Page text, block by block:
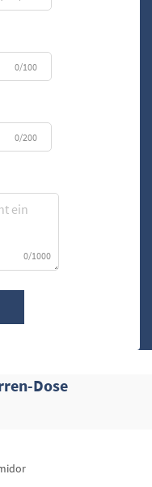
0/100
0/200
0/1000
Dose